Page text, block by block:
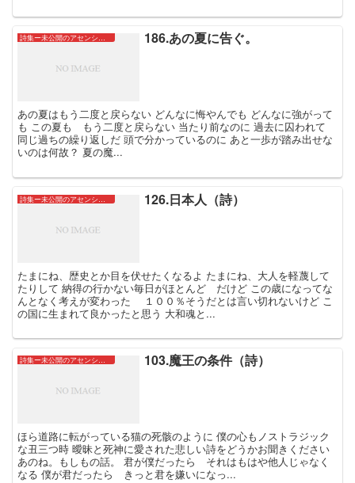
詩集ー未公開のアセンションたちー 186.あの夏に告ぐ。
あの夏はもう二度と戻らない どんなに悔やんでも どんなに強がって
も この夏も もう二度と戻らない 当たり前なのに 過去に囚われて
同じ過ちの繰り返しだ 頭で分かっているのに あと一歩が踏み出せな
いのは何故？ 夏の魔...
詩集ー未公開のアセンションたちー 126.日本人（詩）
たまにね、歴史とか目を伏せたくなるよ たまにね、大人を軽蔑して
たりして 納得の行かない毎日がほとんど だけど この歳になってな
んとなく考えが変わった １００％そうだとは言い切れないけど こ
の国に生まれて良かったと思う 大和魂と...
詩集ー未公開のアセンションたちー 103.魔王の条件（詩）
ほら道路に転がっている猫の死骸のように 僕の心もノストラジック
な丑三つ時 曖昧と死神に愛された悲しい詩をどうかお聞きください
あのね。もしもの話。 君が僕だったら それはもはや他人じゃなく
なる 僕が君だったら きっと君を嫌いになっ...